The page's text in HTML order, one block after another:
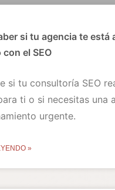
si tu agencia te está
el SEO
si tu consultoría SEO
ti o si necesitas una
urgente.
»